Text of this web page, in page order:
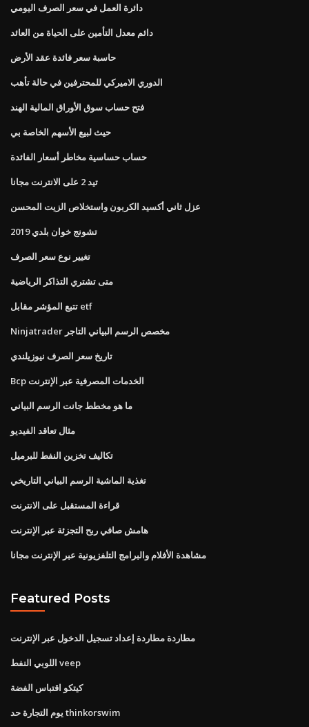
دائرة العمل في سعر الصرف اليومي
دائم معدل التأمين على الحياة من العائد
حاسبة سعر فائدة عقد الأرض
الدوري الاميركي للمحترفين في حالة تأهب
فتح حساب سوق الأوراق المالية الهند
حيث لبيع الأسهم الخاصة بي
حساب حساسية مخاطر أسعار الفائدة
تيد 2 على الانترنت مجانا
عزل ثاني أكسيد الكربون واستخلاص الزيت المحسن
تشونج خوان بلدي 2019
تغيير نوع سعر الصرف
متى تشتري التذاكر الرياضية
تتبع المؤشر مقابل etf
Ninjatrader مخصص الرسم البياني التاجر
تاريخ سعر الصرف نيوزيلندي
Bcp الخدمات المصرفية عبر الإنترنت
ما هو مخطط جانت الرسم البياني
مثال تعاقد الفيديو
تكاليف تخزين النفط للبرميل
تغذية الماشية الرسم البياني التاريخي
قراءة المستقبل على الانترنت
هامش صافي ربح التجزئة عبر الإنترنت
مشاهدة الأفلام والبرامج التلفزيونية عبر الإنترنت مجانا
Featured Posts
مطاردة مطاردة إعداد تسجيل الدخول عبر الإنترنت
اللوبي النفط veep
كيتكو اقتباس الفضة
يوم التجارة حد thinkorswim